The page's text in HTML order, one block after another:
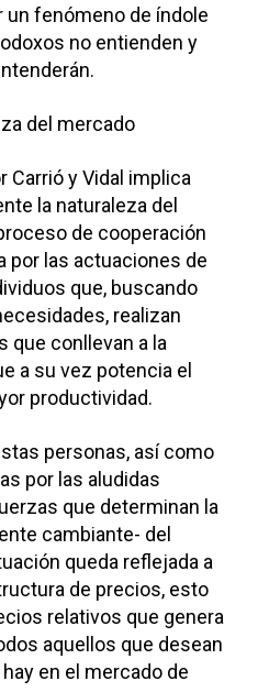
un fenómeno de índole
no entienden y
del mercado
Carrió y Vidal implica
la naturaleza del
de cooperación
por las actuaciones de
que, buscando
realizan
que conllevan a la
a su vez potencia el
productividad.
personas, así como
por las aludidas
que determinan la
cambiante- del
queda reflejada a
de precios, esto
relativos que genera
aquellos que desean
en el mercado de